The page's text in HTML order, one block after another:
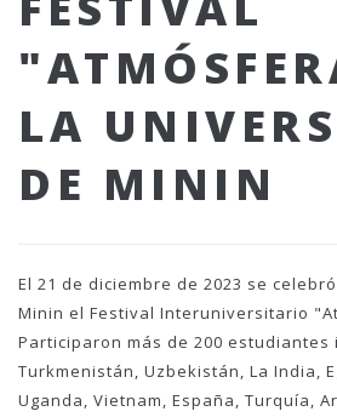
LA
DE MININ
El 21 de diciembre de 2023 se
Minin el Festival Interuniversitario
Participaron más de 200
Turkmenistán, Uzbekistán, La India,
Uganda, Vietnam, España, Turquía,